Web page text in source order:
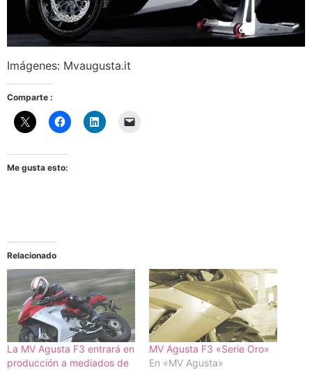
Imágenes: Mvaugusta.it
Comparte :
Me gusta esto:
Relacionado
La MV Agusta F3 entrará en
producción a mediados de
MV Agusta F3 «Serie Oro»
En «MV Agusta»